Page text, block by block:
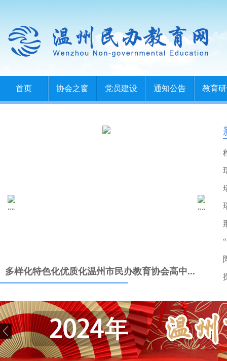
首页 协会之窗 党员建设 通知公告 教育
市民办教育协会召开成人类培训机构部分代表...